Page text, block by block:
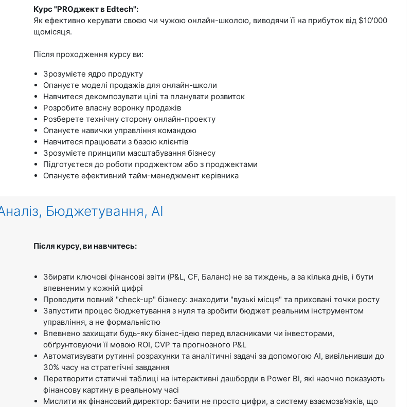
Курс "PROджект в Edtech":
Як ефективно керувати своєю чи чужою онлайн-школою, виводячи її на прибуток від $10'000
щомісяця.
Після проходження курсу ви:
Зрозумієте ядро продукту
Опануєте моделі продажів для онлайн-школи
Навчитеся декомпозувати цілі та планувати розвиток
Розробите власну воронку продажів
Розберете технічну сторону онлайн-проекту
Опануєте навички управління командою
Навчитеся працювати з базою клієнтів
Зрозумієте принципи масштабування бізнесу
Підготуєтеся до роботи проджектом або з проджектами
Опануєте ефективний тайм-менеджмент керівника
Бюджетування, AI
Після курсу, ви навчитесь:
Збирати ключові фінансові звіти (P&L, CF, Баланс) не за тиждень, а за кілька днів, і бути
впевненим у кожній цифрі
Проводити повний "check-up" бізнесу: знаходити "вузькі місця" та приховані точки росту
Запустити процес бюджетування з нуля та зробити бюджет реальним інструментом
управління, а не формальністю
Впевнено захищати будь-яку бізнес-ідею перед власниками чи інвесторами,
обґрунтовуючи її мовою ROI, CVP та прогнозного P&L
Автоматизувати рутинні розрахунки та аналітичні задачі за допомогою AI, вивільнивши до
30% часу на стратегічні завдання
Перетворити статичні таблиці на інтерактивні дашборди в Power BI, які наочно показують
фінансову картину в реальному часі
Мислити як фінансовий директор: бачити не просто цифри, а систему взаємозв’язків, що